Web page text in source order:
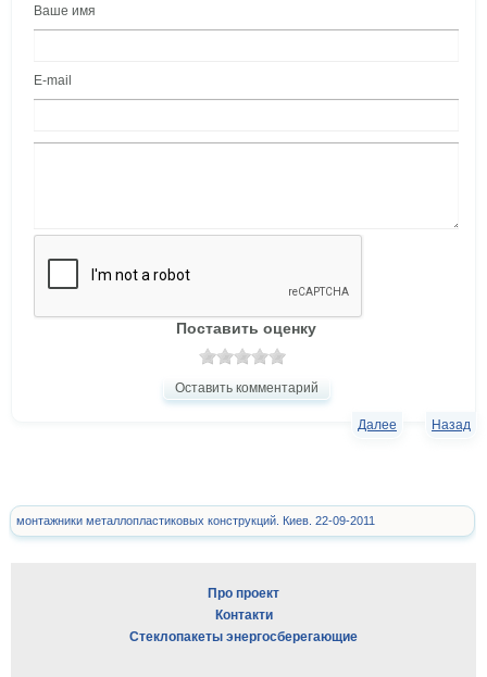
Ваше имя
E-mail
Поставить оценку
Оставить комментарий
Назад
Далее
монтажники металлопластиковых конструкций. Киев. 22-09-2011
Про проект
Контакти
Стеклопакеты энергосберегающие